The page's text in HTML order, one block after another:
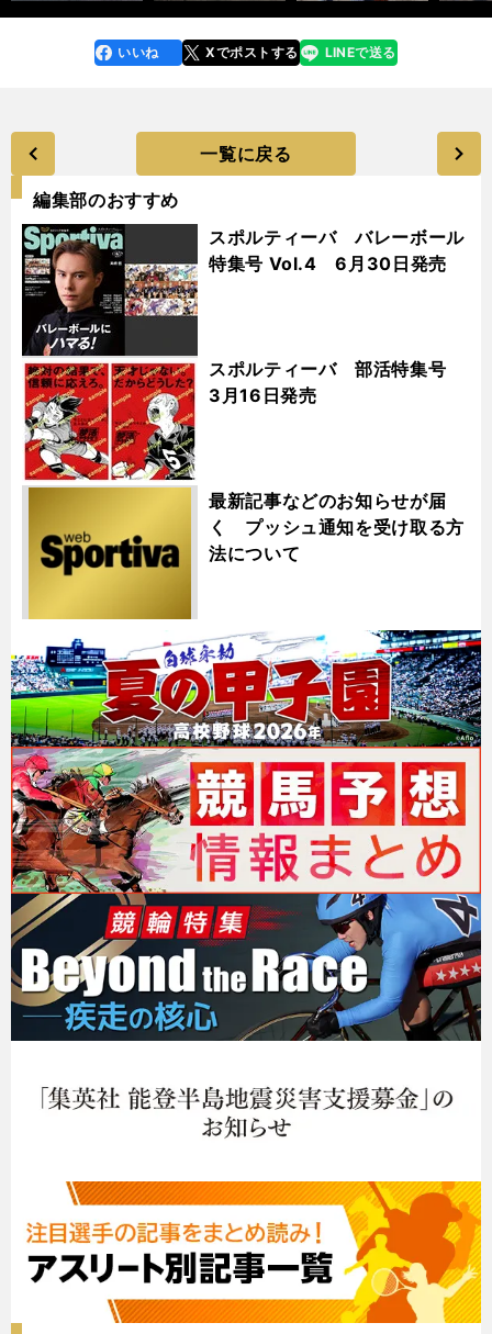
faceboo
k
いいね Xでポストする
line LINEで送る
一覧に戻る
編集部のおすすめ
スポルティーバ バレーボール
特集号 Vol.4 6月30日発売
スポルティーバ 部活特集号
3月16日発売
最新記事などのお知らせが届
く プッシュ通知を受け取る方
法について